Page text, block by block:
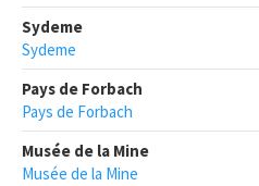
Sydeme
Sydeme
Pays de Forbach
Pays de Forbach
Musée de la Mine
Musée de la Mine